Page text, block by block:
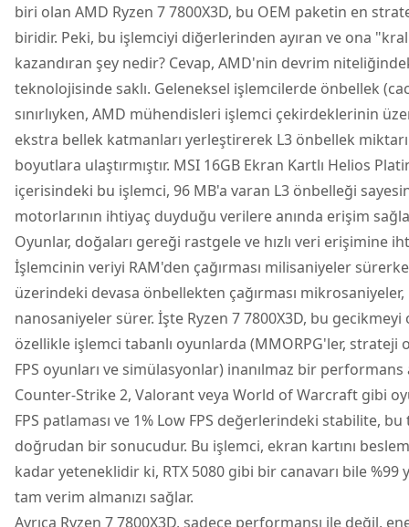
biri olan AMD Ryzen 7 7800X3D, bu OEM paketin en
biridir. Peki, bu işlemciyi diğerlerinden ayıran ve ona
kazandıran şey nedir? Cevap, AMD'nin devrim
teknolojisinde saklı. Geleneksel işlemcilerde önbellek
sınırlıyken, AMD mühendisleri işlemci çekirdeklerinin
ekstra bellek katmanları yerleştirerek L3 önbellek
boyutlara ulaştırmıştır. MSI 16GB Ekran Kartlı Helios
içerisindeki bu işlemci, 96 MB'a varan L3 önbelleği
motorlarının ihtiyaç duyduğu verilere anında erişim
Oyunlar, doğaları gereği rastgele ve hızlı veri erişimine
İşlemcinin veriyi RAM'den çağırması milisaniyeler
üzerindeki devasa önbellekten çağırması
nanosaniyeler sürer. İşte Ryzen 7 7800X3D, bu
özellikle işlemci tabanlı oyunlarda (MMORPG'ler, strateji
FPS oyunları ve simülasyonlar) inanılmaz bir performans
Counter-Strike 2, Valorant veya World of Warcraft gibi
FPS patlaması ve 1% Low FPS değerlerindeki stabilite,
doğrudan bir sonucudur. Bu işlemci, ekran kartını
kadar yeteneklidir ki, RTX 5080 gibi bir canavarı bile %99
tam verim almanızı sağlar.
Ayrıca Ryzen 7 7800X3D, sadece performansı ile değil,